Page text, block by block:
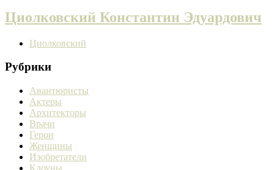
Циолковский Константин Эдуардович
Циолковский
Рубрики
Авантюристы
Актеры
Архитекторы
Врачи
Герои
Женщины
Изобретатели